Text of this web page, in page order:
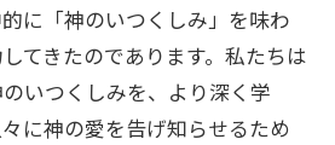
に「神のいつくしみ」を味わ
てきたのであります。私たちは
いつくしみを、より深く学
に神の愛を告げ知らせるため